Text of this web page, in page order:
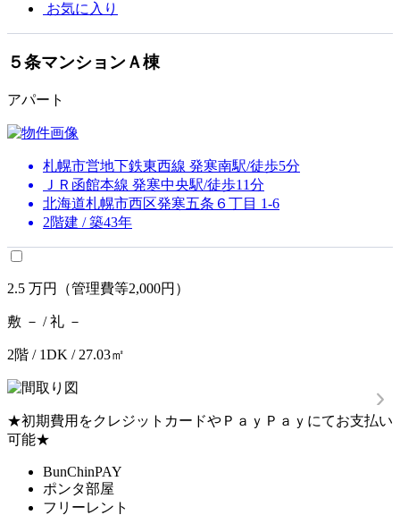
お気に入り
５条マンションＡ棟
アパート
札幌市営地下鉄東西線 発寒南駅/徒歩5分
ＪＲ函館本線 発寒中央駅/徒歩11分
北海道札幌市西区発寒五条６丁目 1-6
2階建 / 築43年
2.5 万円 （管理費等2,000円）
敷 － / 礼 －
2階 / 1DK / 27.03㎡
★初期費用をクレジットカードやＰａｙＰａｙにてお支払い
可能★
BunChinPAY
ポンタ部屋
フリーレント